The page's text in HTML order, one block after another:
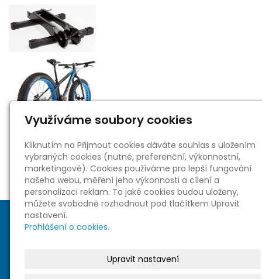
Sociální sítě
Využíváme soubory cookies
Kliknutím na Přijmout cookies dáváte souhlas s uložením
vybraných cookies (nutné, preferenční, výkonnostní,
marketingové). Cookies používáme pro lepší fungování
našeho webu, měření jeho výkonnosti a cílení a
personalizaci reklam. To jaké cookies budou uloženy,
můžete svobodně rozhodnout pod tlačítkem Upravit
nastavení.
Prohlášení o cookies.
Upravit nastavení